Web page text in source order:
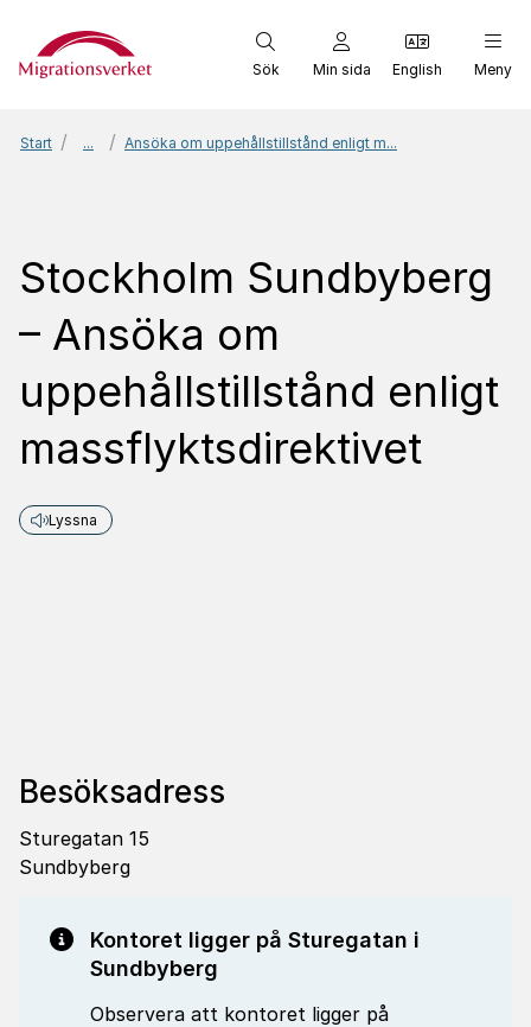
Start
Sök Min sida English Meny
Start ... Ansöka om uppehållstillstånd enligt m...
Stockholm Sundbyberg
– Ansöka om
uppehållstillstånd enligt
massflyktsdirektivet
Lyssna
Besöksadress
Sturegatan 15
Sundbyberg
Kontoret ligger på Sturegatan i
Sundbyberg
Observera att kontoret ligger på